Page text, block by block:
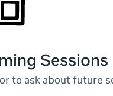
Sessions
to ask about future